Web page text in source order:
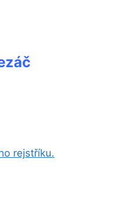
rejstříku.